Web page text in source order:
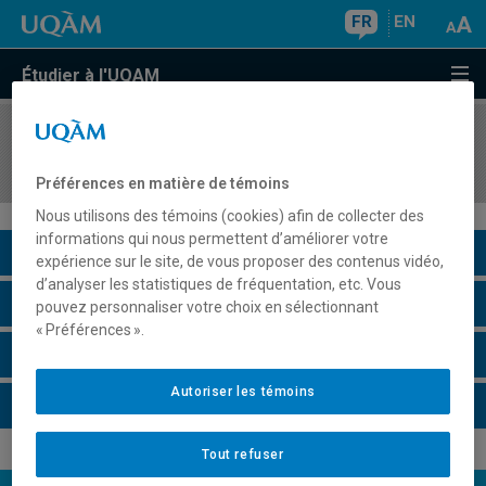
FR EN
Étudier à l'UQAM
COURS//
Description du cours
Horaire - Été 2026
Préférences en matière de témoins
Nous utilisons des témoins (cookies) afin de collecter des
informations qui nous permettent d’améliorer votre
expérience sur le site, de vous proposer des contenus vidéo,
d’analyser les statistiques de fréquentation, etc. Vous
pouvez personnaliser votre choix en sélectionnant
« Préférences ».
Tout refuser
Autoriser les témoins